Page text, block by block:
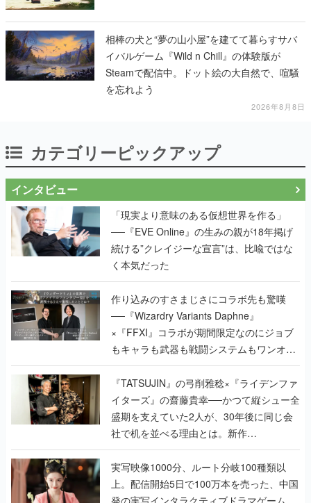
相棒の犬と“夢の山小屋”を建てて暮らすサバ
イバルゲーム『Wild n Chill』の体験版が
Steamで配信中。ドット絵の大自然で、喧騒
を忘れよう
2026年8月8日
カテゴリーピックアップ
インタビュー
「現実より意味のある仮想世界を作る」
──『EVE Online』の生みの親が18年掲げ
続ける”クレイジーな宣言”は、比喩ではな
く本気だった
作り込みのすさまじさにコラボ先も驚嘆
──『Wizardry Variants Daphne』
×『FFXI』コラボが期間限定なのにジョブ
もキャラも武器も戦闘システムもワンオフ
で作り込まれた理由を両ディレクターに聞
く
『TATSUJIN』の弓削雅稔×『ライデンファ
イターズ』の齋藤貴幸──かつて縦シュー全
盛期を支えていた2人が、30年後に同じ会
社で机を並べる理由とは。新作
『TATSUJIN EXTREME』で初タッグを組
んだレジェンド2人に訊く開発秘話
実写映像1000分、ルート分岐100種類以
上。配信開始5日で100万本を売った、中国
発の実写インタラクティブドラマゲーム